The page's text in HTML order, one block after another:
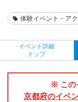
体験イベント・ア
イベント詳細
トップ
※ この
京都府のイベ